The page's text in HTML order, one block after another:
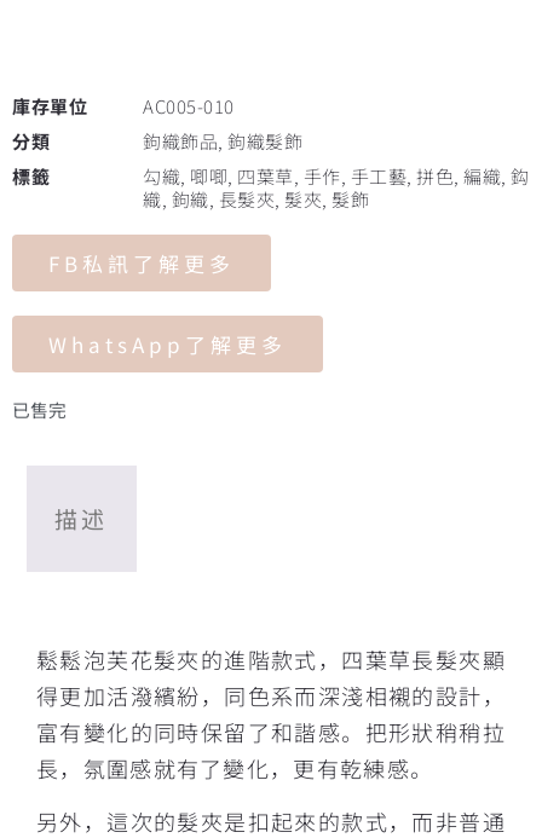
庫存單位
AC005-010
分類
鉤織飾品, 鉤織髮飾
標籤
勾織, 唧唧, 四葉草, 手作, 手工藝, 拼色, 編織, 鈎
織, 鉤織, 長髮夾, 髮夾, 髮飾
FB私訊了解更多
WhatsApp了解更多
已售完
描述
鬆鬆泡芙花髮夾的進階款式，四葉草長髮夾顯
得更加活潑繽紛，同色系而深淺相襯的設計，
富有變化的同時保留了和諧感。把形狀稍稍拉
長，氛圍感就有了變化，更有乾練感。
另外，這次的髮夾是扣起來的款式，而非普通